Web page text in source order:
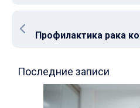
Профилактика рака
Последние записи